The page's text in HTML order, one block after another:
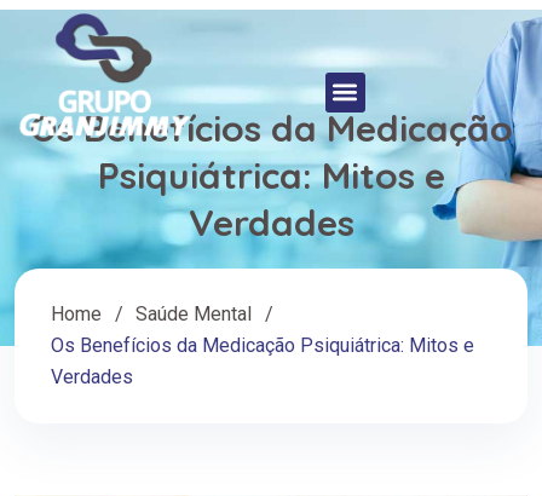
Os Benefícios da Medicação
Psiquiátrica: Mitos e
Verdades
Home
Saúde Mental
Os Benefícios da Medicação Psiquiátrica: Mitos e
Verdades